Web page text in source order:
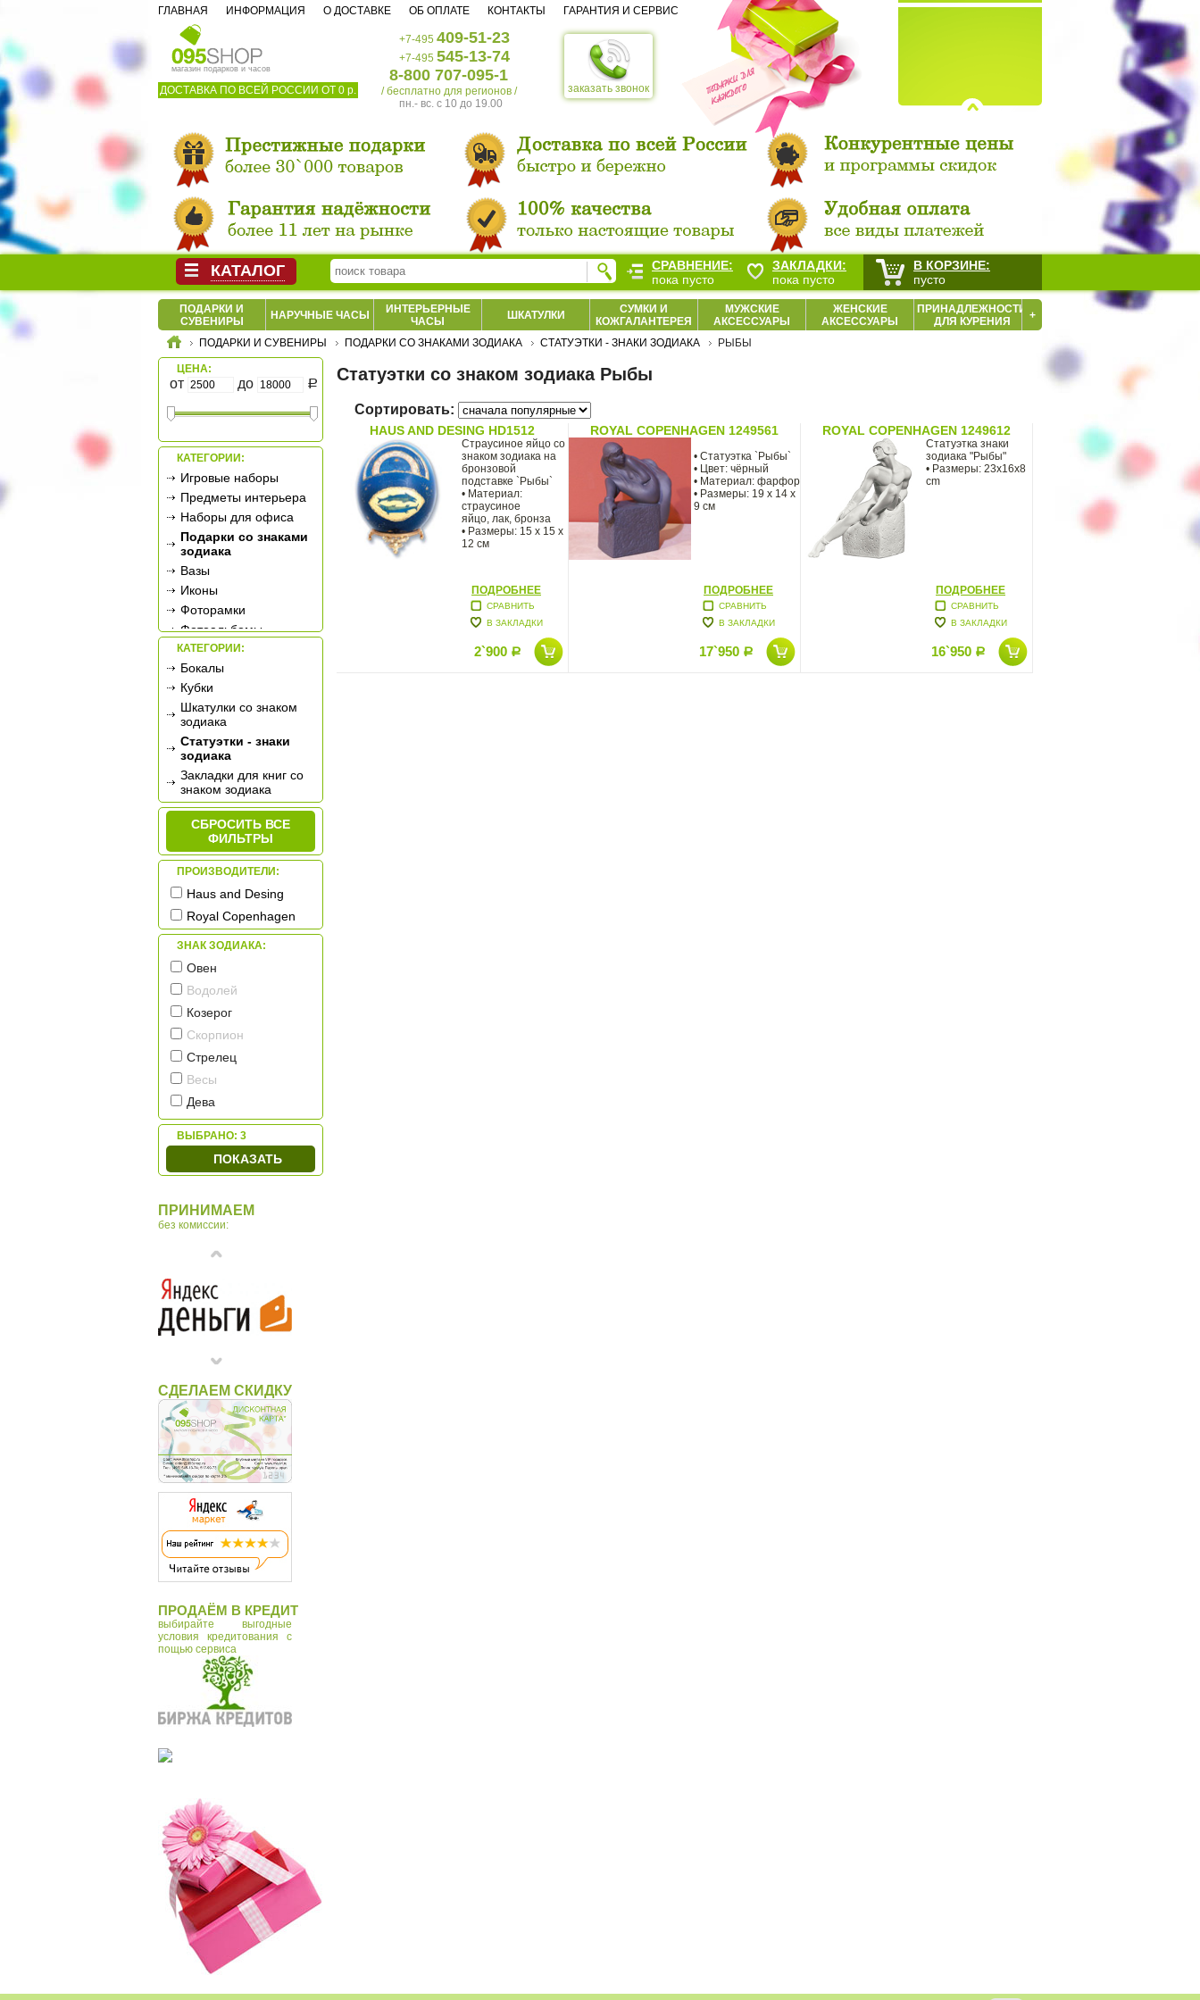
магазин подарков и часов
ДОСТАВКА ПО ВСЕЙ РОССИИ ОТ 0 р. заказать звонок
+7-495 409-51-23
+7-495 545-13-74
8-800 707-095-1
/ бесплатно для регионов /
пн.- вс. c 10 до 19.00
ГЛАВНАЯ ИНФОРМАЦИЯ О ДОСТАВКЕ ОБ ОПЛАТЕ КОНТАКТЫ ГАРАНТИЯ И СЕРВИС
ПОДАРКИ И
СУВЕНИРЫ
НАРУЧНЫЕ ЧАСЫ
ИНТЕРЬЕРНЫЕ
ЧАСЫ
ШКАТУЛКИ
СУМКИ И
КОЖГАЛАНТЕРЕЯ
МУЖСКИЕ
АКСЕССУАРЫ
ЖЕНСКИЕ
АКСЕССУАРЫ
ПРИНАДЛЕЖНОСТИ
ДЛЯ КУРЕНИЯ
+
ПОДАРКИ И СУВЕНИРЫ ПОДАРКИ СО ЗНАКАМИ ЗОДИАКА СТАТУЭТКИ - ЗНАКИ ЗОДИАКА РЫБЫ
ЦЕНА:
от до Р
КАТЕГОРИИ:
Игровые наборы
Предметы интерьера
Наборы для офиса
Подарки со знаками
зодиака
Вазы
Иконы
Фоторамки
Фотоальбомы
Сувенирное оружие
Ретро-техника
Новогодние
украшения
Подарочные
сертификаты
КАТЕГОРИИ:
Бокалы
Кубки
Шкатулки со знаком
зодиака
Статуэтки - знаки
зодиака
Закладки для книг со
знаком зодиака
СБРОСИТЬ ВСЕ
ФИЛЬТРЫ
ПРОИЗВОДИТЕЛИ:
Haus and Desing
Royal Copenhagen
ЗНАК ЗОДИАКА:
Овен
Водолей
Козерог
Скорпион
Стрелец
Весы
Дева
Лев
Рак
Рыбы
ВЫБРАНО: 3
ПОКАЗАТЬ
ПРИНИМАЕМ
без комиссии:
СДЕЛАЕМ СКИДКУ
ПРОДАЁМ В КРЕДИТ
выбирайте выгодные
условия кредитования с
пощью сервиса
Статуэтки со знаком зодиака Рыбы
Сортировать:
HAUS AND DESING HD1512
Страусиное яйцо со
знаком зодиака на
бронзовой
подставке `Рыбы`
• Материал:
cтраусиное
яйцо, лак, бронза
• Размеры: 15 х 15 х
12 см
ПОДРОБНЕЕ
СРАВНИТЬ
В ЗАКЛАДКИ
2`900 Р
ROYAL COPENHAGEN 1249561
• Статуэтка `Рыбы`
• Цвет: чёрный
• Материал: фарфор
• Размеры: 19 х 14 х
9 см
ПОДРОБНЕЕ
СРАВНИТЬ
В ЗАКЛАДКИ
17`950 Р
ROYAL COPENHAGEN 1249612
Статуэтка знаки
зодиака "Рыбы"
• Размеры: 23х16х8
cm
ПОДРОБНЕЕ
СРАВНИТЬ
В ЗАКЛАДКИ
16`950 Р
КАТАЛОГ
СРАВНЕНИЕ:
пока пусто
ЗАКЛАДКИ:
пока пусто
В КОРЗИНЕ:
пусто